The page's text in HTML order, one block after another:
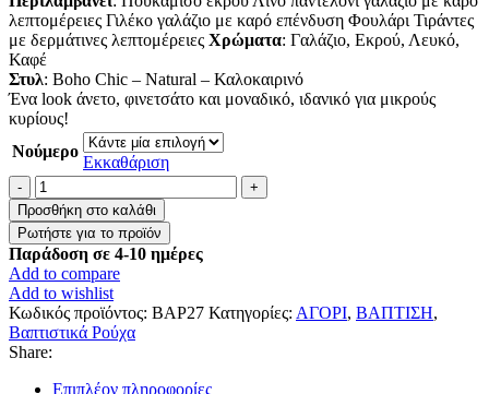
λεπτομέρειες Γιλέκο γαλάζιο με καρό επένδυση Φουλάρι Τιράντες
με δερμάτινες λεπτομέρειες Χρώματα: Γαλάζιο, Εκρού, Λευκό,
Καφέ
Στυλ: Boho Chic – Natural – Καλοκαιρινό
Ένα look άνετο, φινετσάτο και μοναδικό, ιδανικό για μικρούς
κυρίους!
Νούμερο
Εκκαθάριση
Βαπτιστικό
Κοστουμάκι
για
αγόρι
ποσότητα
Προσθήκη στο καλάθι
Παράδοση σε 4-10 ημέρες
Add to compare
Add to wishlist
Κωδικός προϊόντος: BAP27 Κατηγορίες: ΑΓΟΡΙ, ΒΑΠΤΙΣΗ,
Βαπτιστικά Ρούχα
Share:
Επιπλέον πληροφορίες